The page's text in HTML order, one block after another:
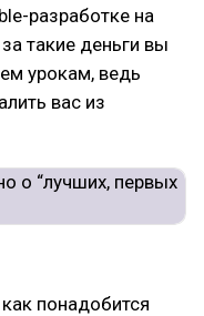
разработке на
такие деньги вы
урокам, ведь
вас из
понадобится